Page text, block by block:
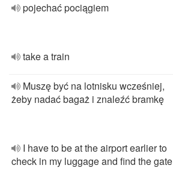
pojechać pociągiem
take a train
Muszę być na lotnisku wcześniej,
żeby nadać bagaż i znaleźć bramkę
I have to be at the airport earlier to
check in my luggage and find the gate